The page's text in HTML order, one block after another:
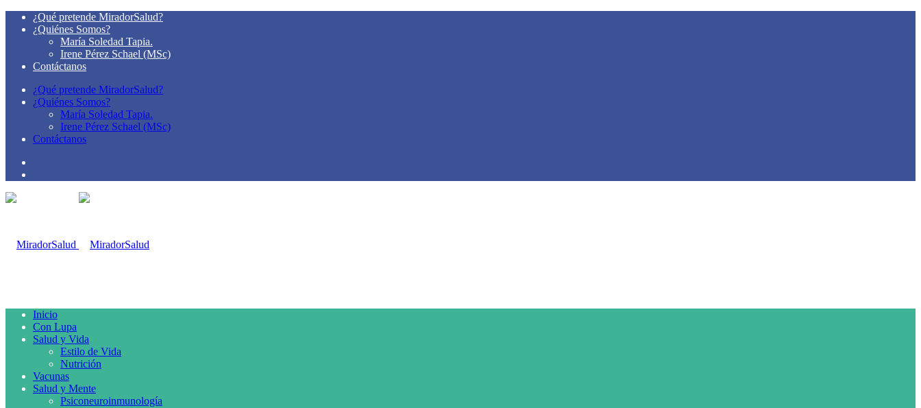
¿Qué pretende MiradorSalud?
¿Quiénes Somos?
María Soledad Tapia.
Irene Pérez Schael (MSc)
Contáctanos
¿Qué pretende MiradorSalud?
¿Quiénes Somos?
María Soledad Tapia.
Irene Pérez Schael (MSc)
Contáctanos
Inicio
Con Lupa
Salud y Vida
Estilo de Vida
Nutrición
Vacunas
Salud y Mente
Psiconeuroinmunología